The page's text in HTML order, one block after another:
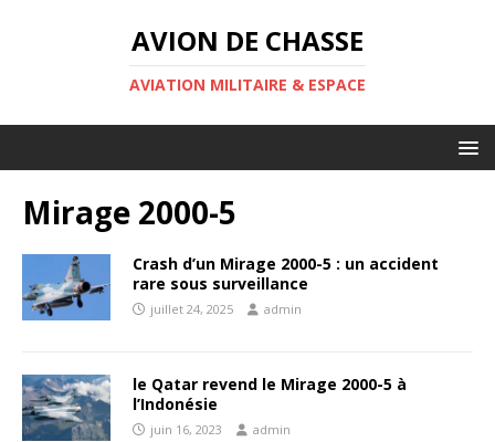
AVION DE CHASSE
AVIATION MILITAIRE & ESPACE
Mirage 2000-5
Crash d’un Mirage 2000-5 : un accident
rare sous surveillance
juillet 24, 2025 admin
le Qatar revend le Mirage 2000-5 à
l’Indonésie
juin 16, 2023 admin